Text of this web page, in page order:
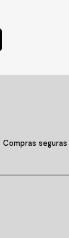
Compras seguras